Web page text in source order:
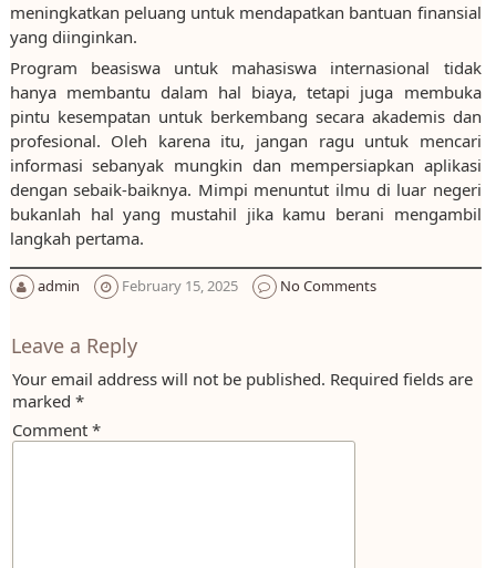
meningkatkan peluang untuk mendapatkan bantuan finansial
yang diinginkan.
Program beasiswa untuk mahasiswa internasional tidak
hanya membantu dalam hal biaya, tetapi juga membuka
pintu kesempatan untuk berkembang secara akademis dan
profesional. Oleh karena itu, jangan ragu untuk mencari
informasi sebanyak mungkin dan mempersiapkan aplikasi
dengan sebaik-baiknya. Mimpi menuntut ilmu di luar negeri
bukanlah hal yang mustahil jika kamu berani mengambil
langkah pertama.
admin February 15, 2025 No Comments
Leave a Reply
Your email address will not be published. Required fields are
marked *
Comment *